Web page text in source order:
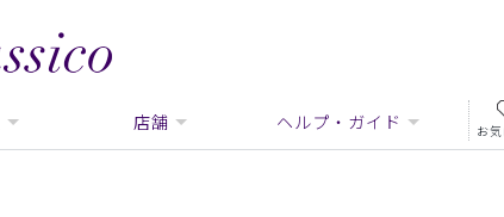
店舗 ヘルプ・ガイド お